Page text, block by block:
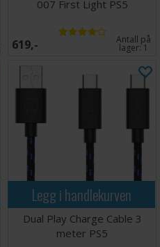
007 First Light PS5
619,- Antall på
lager:1
Legg i handlekurven
Dual Play Charge Cable 3
meter PS5